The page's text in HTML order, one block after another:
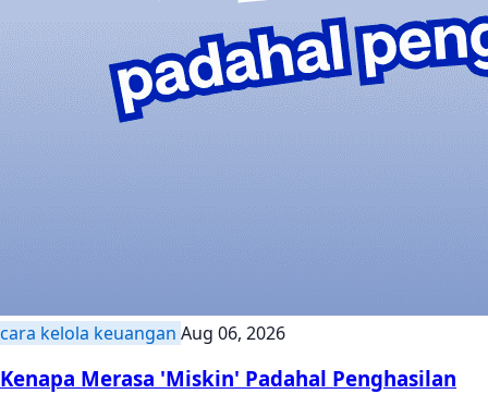
cara kelola keuangan Aug 06, 2026
Kenapa Merasa 'Miskin' Padahal Penghasilan